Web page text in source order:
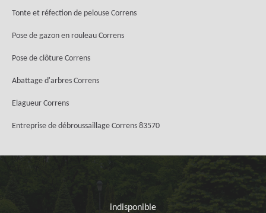
Tonte et réfection de pelouse Correns
Pose de gazon en rouleau Correns
Pose de clôture Correns
Abattage d'arbres Correns
Elagueur Correns
Entreprise de débroussaillage Correns 83570
indisponible